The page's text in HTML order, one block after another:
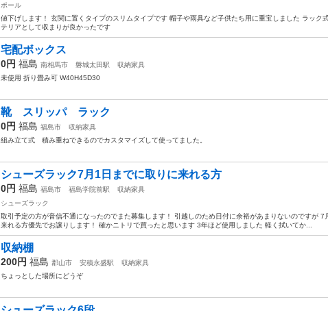
ポール
値下げします！ 玄関に置くタイプのスリムタイプです 帽子や雨具など子供たち用に重宝しました ラック
テリアとして収まりが良かったです
宅配ボックス
0円 福島 南相馬市 磐城太田駅
収納家具
未使用 折り畳み可 W40H45D30
靴 スリッパ ラック
0円 福島 福島市
収納家具
組み立て式 積み重ねできるのでカスタマイズして使ってました。
シューズラック7月1日までに取りに来れる方
0円 福島 福島市 福島学院前駅
収納家具
シューズラック
取引予定の方が音信不通になったのでまた募集します！ 引越しのため日付に余裕があまりないのですが 7
来れる方優先でお譲りします！ 確かニトリで買ったと思います 3年ほど使用しました 軽く拭いてか...
収納棚
200円 福島 郡山市 安積永盛駅
収納家具
ちょっとした場所にどうぞ